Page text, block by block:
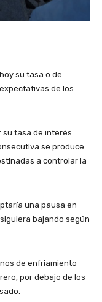
su tasa o de
de los
su tasa de interés
se produce
a controlar la
una pausa en
bajando según
de enfriamiento
por debajo de los